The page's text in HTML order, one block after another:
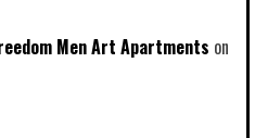
Men Art Apartments